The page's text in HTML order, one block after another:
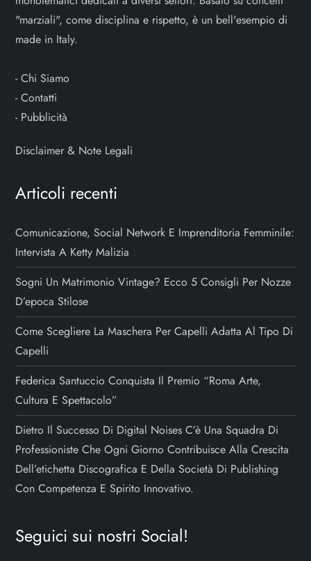
"marziali", come disciplina e rispetto, è un bell'esempio di
made in Italy.
-Chi Siamo
-Contatti
- Pubblicità
Disclaimer & Note Legali
Articoli recenti
Comunicazione, Social Network E Imprenditoria Femminile:
Intervista A Ketty Malizia
Sogni Un Matrimonio Vintage? Ecco 5 Consigli Per Nozze
D’epoca Stilose
Come Scegliere La Maschera Per Capelli Adatta Al Tipo Di
Capelli
Federica Santuccio Conquista Il Premio “Roma Arte,
Cultura E Spettacolo”
Dietro Il Successo Di Digital Noises C’è Una Squadra Di
Professioniste Che Ogni Giorno Contribuisce Alla Crescita
Dell’etichetta Discografica E Della Società Di Publishing
Con Competenza E Spirito Innovativo.
Seguici sui nostri Social!